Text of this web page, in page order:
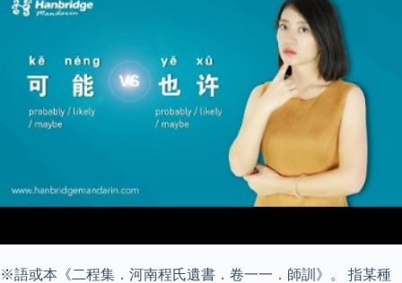
※語或本《二程集．河南程氏遺書．卷一一．師訓》。 指某種